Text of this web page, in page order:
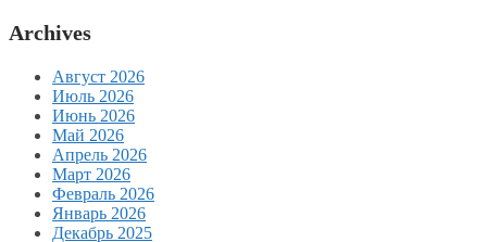
Archives
Август 2026
Июль 2026
Июнь 2026
Май 2026
Апрель 2026
Март 2026
Февраль 2026
Январь 2026
Декабрь 2025